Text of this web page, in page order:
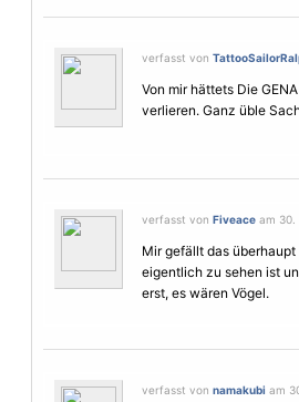
verfasst von
Von mir hättets Die
verlieren. Ganz üble
verfasst von Fiveace am 30.
Mir gefällt das
eigentlich zu sehen ist
erst, es wären Vögel.
verfasst von namakubi am